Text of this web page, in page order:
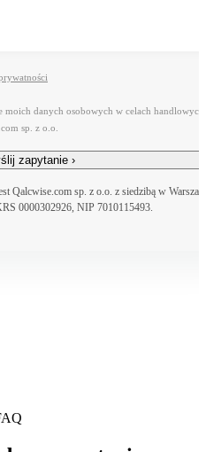
moich danych osobowych w celach
sp. z o.o.
Qalcwise.com sp. z o.o. z siedzibą w
0000302926, NIP 7010115493.